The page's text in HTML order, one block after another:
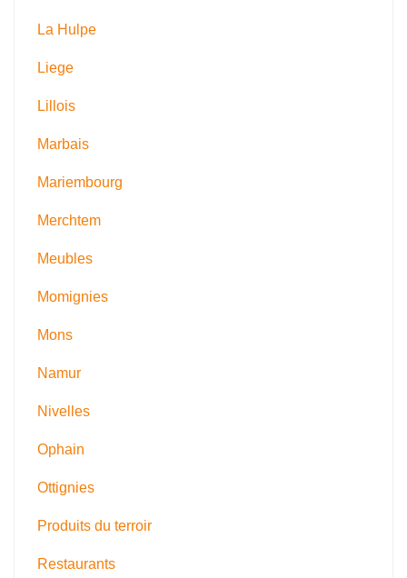
La Hulpe
Liege
Lillois
Marbais
Mariembourg
Merchtem
Meubles
Momignies
Mons
Namur
Nivelles
Ophain
Ottignies
Produits du terroir
Restaurants